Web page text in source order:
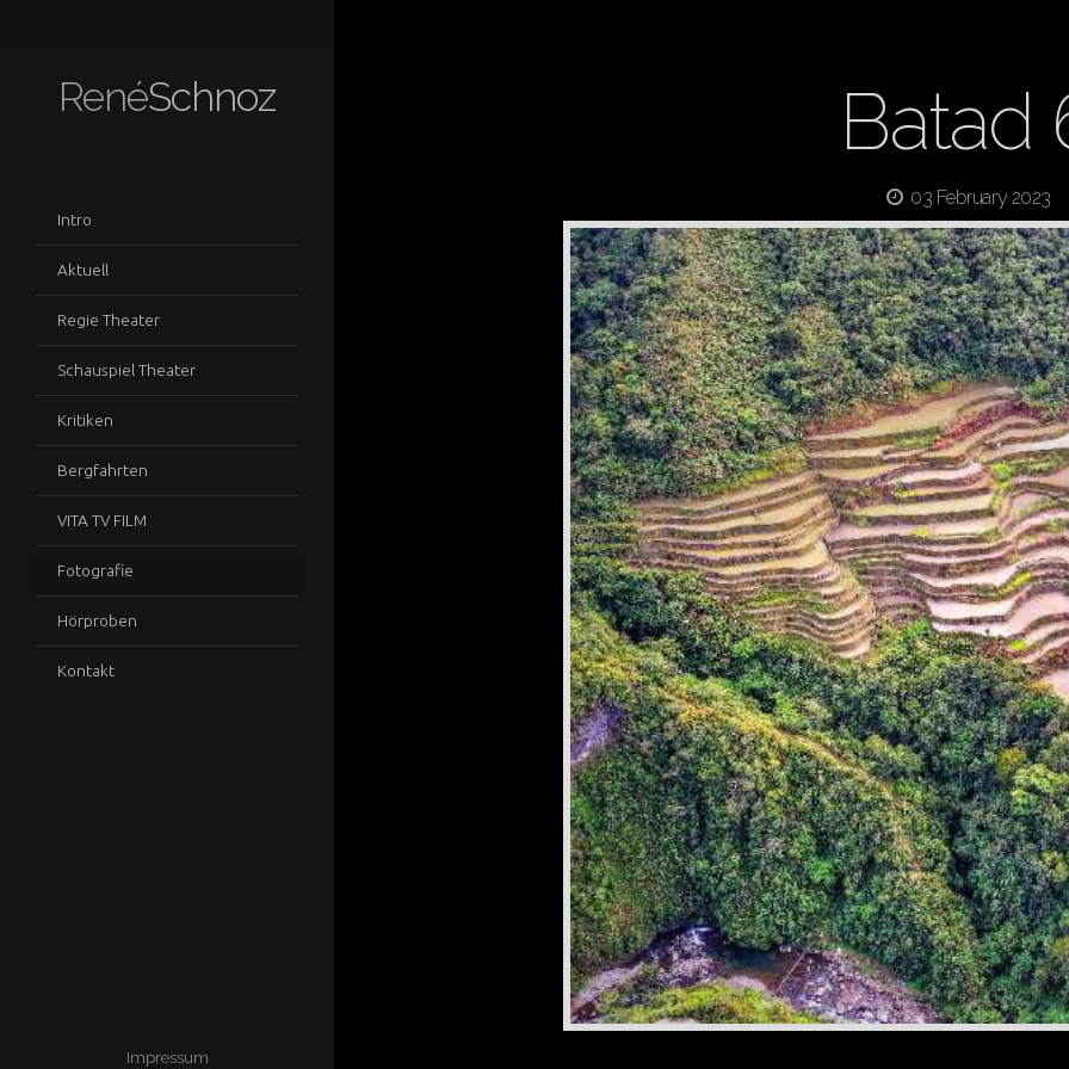
RenéSchnoz
Intro
Aktuell
Regie Theater
Schauspiel Theater
Kritiken
Bergfahrten
VITA TV FILM
Fotografie
Hörproben
Kontakt
Impressum
Batad
03 February 2023